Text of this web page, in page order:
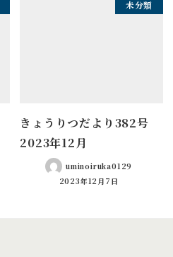
未分類
きょうりつだより382号
2023年12月
uminoiruka0129
2023年12月7日